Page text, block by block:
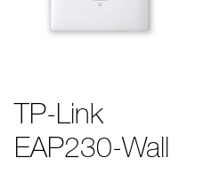
TP-Link
EAP230-Wall